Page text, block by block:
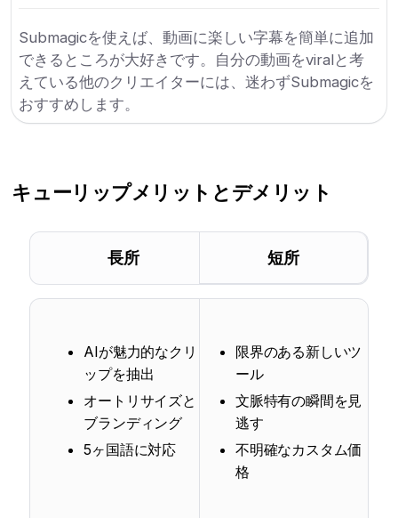
Submagicを使えば、動画に楽しい字幕を簡単に追加
できるところが大好きです。自分の動画をviralと考
えている他のクリエイターには、迷わずSubmagicを
おすすめします。
キューリップメリットとデメリット
長所 短所
AIが魅力的なクリ
ップを抽出
オートリサイズと
ブランディング
5ヶ国語に対応
限界のある新しいツ
ール
文脈特有の瞬間を見
逃す
不明確なカスタム価
格